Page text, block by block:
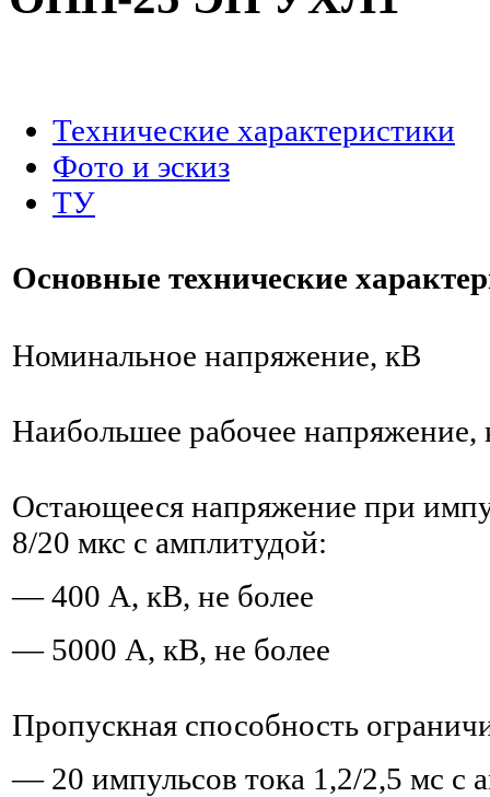
Технические характеристики
Фото и эскиз
ТУ
Основные технические
Номинальное напряжение, кВ
Наибольшее рабочее напряжение,
Остающееся напряжение при
8/20 мкс с амплитудой:
— 400 А, кВ, не более
— 5000 А, кВ, не более
Пропускная способность
— 20 импульсов тока 1,2/2,5 мс с